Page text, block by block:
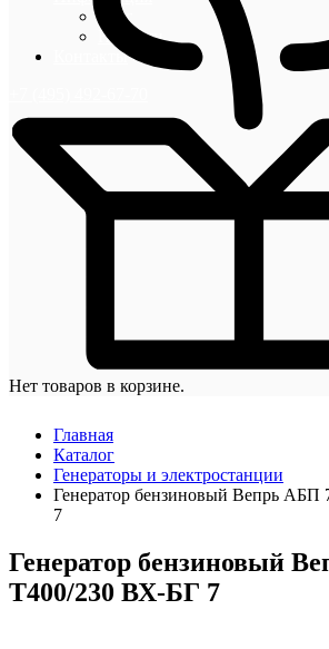
Блог
Новости
Контакты
Нет товаров в корзине.
Главная
Каталог
Генераторы и электростанции
Генератор бензиновый Вепрь
7
Генератор бензиновый
Т400/230 ВХ-БГ 7